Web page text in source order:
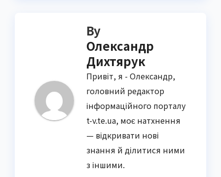
By
Олександр
Дихтярук
Привіт, я - Олександр,
головний редактор
інформаційного порталу
t-v.te.ua, моє натхнення
— відкривати нові
знання й ділитися ними
з іншими.